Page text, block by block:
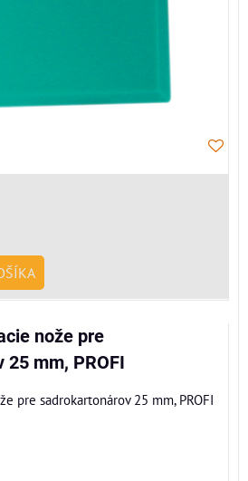
nože pre
mm, PROFI
pre sadrokartonárov 25 mm, PROFI